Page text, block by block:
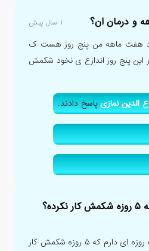
۱ سال پیش
هفت ماهه من پنج روز هست ک
پنج روز اندازع ی نخود شکمش
الدین نمازیپاسخ دادند.
سلام وقتتون بخیر نوزاد ۵۲ روزه ای دارم که ۵ روزه شکمش کار